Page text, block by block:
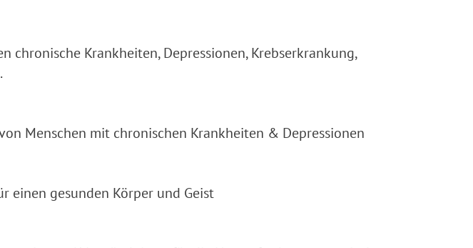
chronische Krankheiten, Depressionen, Krebserkrankung,
Menschen mit chronischen Krankheiten & Depressionen
einen gesunden Körper und Geist